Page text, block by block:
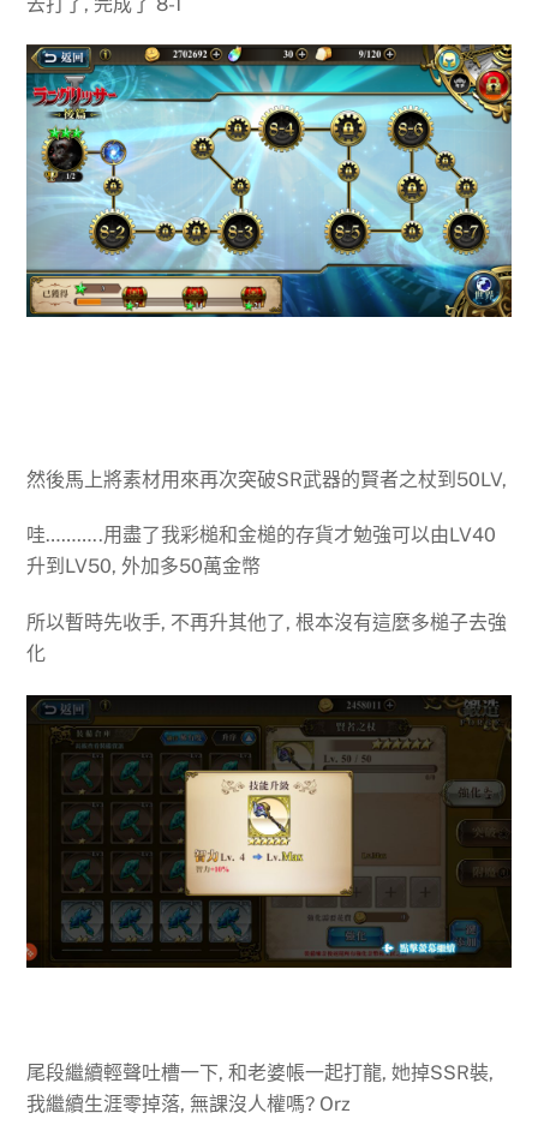
然後馬上將素材用來再次突破SR武器的賢者之杖到50LV,
哇………..用盡了我彩槌和金槌的存貨才勉強可以由LV40
升到LV50, 外加多50萬金幣
所以暫時先收手, 不再升其他了, 根本沒有這麼多槌子去強
化
尾段繼續輕聲吐槽一下, 和老婆帳一起打龍, 她掉SSR裝,
我繼續生涯零掉落, 無課沒人權嗎? Orz